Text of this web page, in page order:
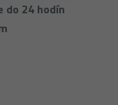
do 24 hodín